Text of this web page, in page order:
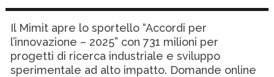
Il Mimit apre lo sportello “Accordi per
l’innovazione – 2025” con 731 milioni per
progetti di ricerca industriale e sviluppo
sperimentale ad alto impatto. Domande online